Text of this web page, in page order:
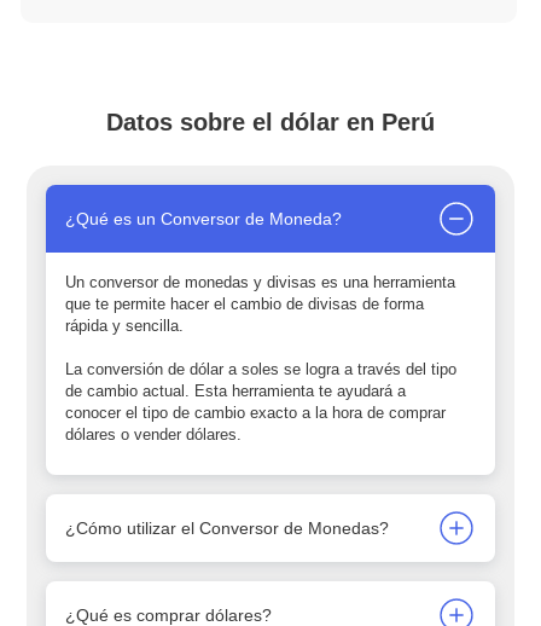
Datos sobre el dólar en Perú
¿Qué es un Conversor de Moneda?
Un conversor de monedas y divisas es una herramienta
que te permite hacer el cambio de divisas de forma
rápida y sencilla.
La conversión de dólar a soles se logra a través del tipo
de cambio actual. Esta herramienta te ayudará a
conocer el tipo de cambio exacto a la hora de comprar
dólares o vender dólares.
¿Cómo utilizar el Conversor de Monedas?
¿Qué es comprar dólares?